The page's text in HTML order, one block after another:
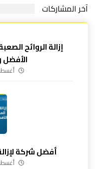
آخر المشاركات
إزالة الروائح
الأفضل
أغسطس
أفضل شركة
أغسطس